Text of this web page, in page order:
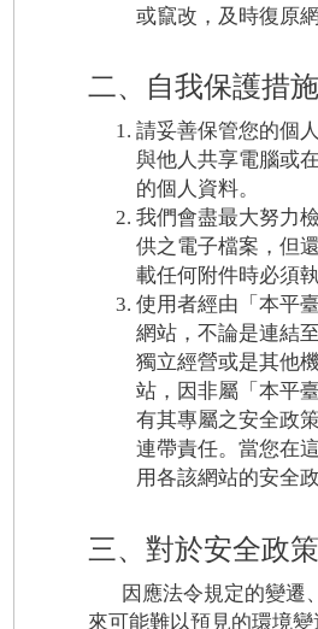
或竄改，及時復原
二、自我保護措施
請妥善保管您的個
與他人共享電腦或
的個人資料。
我們會盡最大努力
供之電子檔案，但
載任何附件時必須
使用者經由「本平
網站，不論是連結
獨立經營或是其他
站，因非屬「本平
有其專屬之安全政
連帶責任。當您在
用各該網站的安全政
三、對於安全政
因應法令規定的變遷
來可能難以預見的環境